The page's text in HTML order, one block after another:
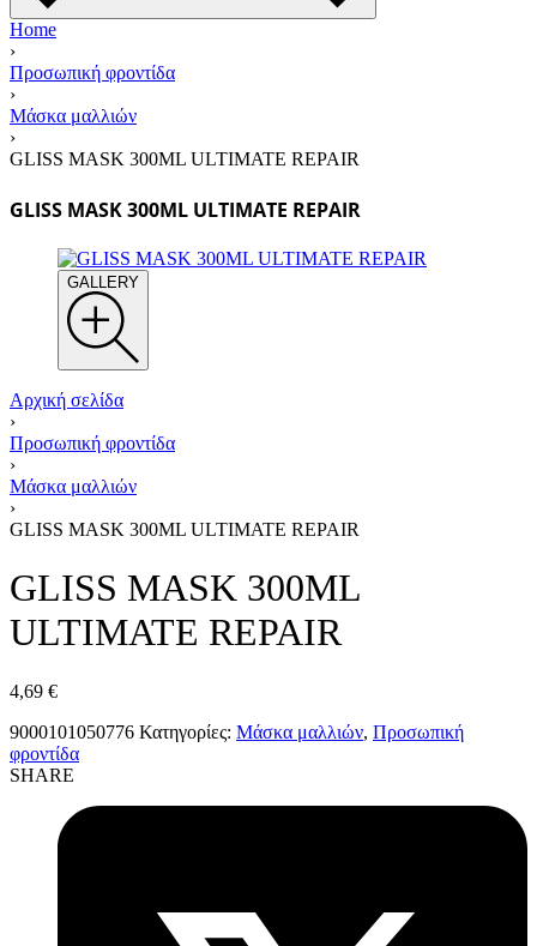
Home
›
Προσωπική φροντίδα
›
Μάσκα μαλλιών
›
GLISS MASK 300ML ULTIMATE REPAIR
GLISS MASK 300ML ULTIMATE REPAIR
GALLERY
Αρχική σελίδα
›
Προσωπική φροντίδα
›
Μάσκα μαλλιών
›
GLISS MASK 300ML ULTIMATE REPAIR
GLISS MASK 300ML
ULTIMATE REPAIR
4,69 €
9000101050776 Κατηγορίες: Μάσκα μαλλιών, Προσωπική
φροντίδα
SHARE